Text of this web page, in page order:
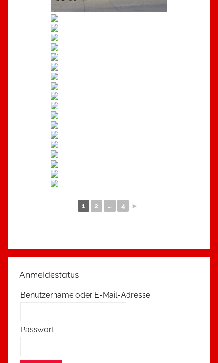
1 2 ... 4 ►
Anmeldestatus
Benutzername oder E-Mail-Adresse
Passwort